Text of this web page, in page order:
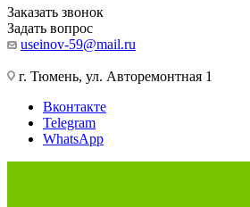
Заказать звонок
Задать вопрос
useinov-59@mail.ru
г. Тюмень, ул. Авторемонтная 1
Вконтакте
Telegram
WhatsApp